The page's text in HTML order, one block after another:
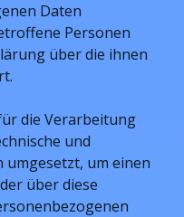
Daten
Personen
über die ihnen
die Verarbeitung
und
um einen
über diese